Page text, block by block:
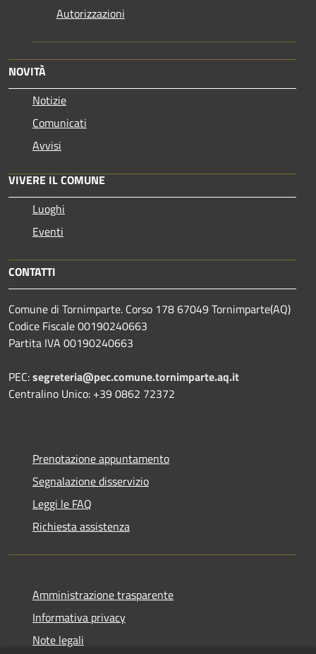
Autorizzazioni
NOVITÀ
Notizie
Comunicati
Avvisi
VIVERE IL COMUNE
Luoghi
Eventi
CONTATTI
Comune di Tornimparte. Corso 178 67049 Tornimparte(AQ)
Codice Fiscale 00190240663
Partita IVA 00190240663
PEC:segreteria@pec.comune.tornimparte.aq.it
Centralino Unico: +39 0862 72372
Prenotazione appuntamento
Segnalazione disservizio
Leggi le FAQ
Richiesta assistenza
Amministrazione trasparente
Informativa privacy
Note legali